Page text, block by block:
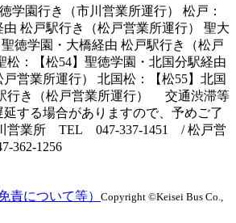
学園行き（市川営業所運行） 松戸：
由 松戸駅行き（松戸営業所運行） 聖大
徳学園・大橋経由 松戸駅行き（松戸
松：【松54】聖徳学園・北国分駅経由
営業所運行） 北国松：【松55】北国
行き（松戸営業所運行） 交通渋滞等
する場合がありますので、予めご了
営業所 TEL 047-337-1451 / 松戸営
1256
責について等） Copyright ©Keisei Bus Co.,